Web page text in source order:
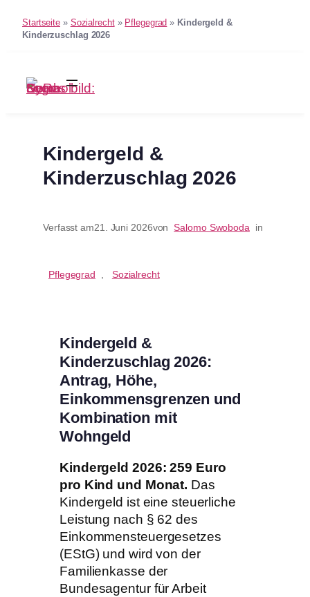
Startseite » Sozialrecht» Pflegegrad » Kindergeld &
Kinderzuschlag 2026
Inhalt
springen
Kindergeld &
Kinderzuschlag 2026
Verfasst am21. Juni 2026von Salomo Swoboda in
Pflegegrad Sozialrecht
Kindergeld &
Kinderzuschlag 2026:
Antrag, Höhe,
Einkommensgrenzen und
Kombination mit
Wohngeld
Kindergeld 2026: 259 Euro
pro Kind und Monat. Das
Kindergeld ist eine steuerliche
Leistung nach § 62 des
Einkommensteuergesetzes
(EStG) und wird von der
Familienkasse der
Bundesagentur für Arbeit